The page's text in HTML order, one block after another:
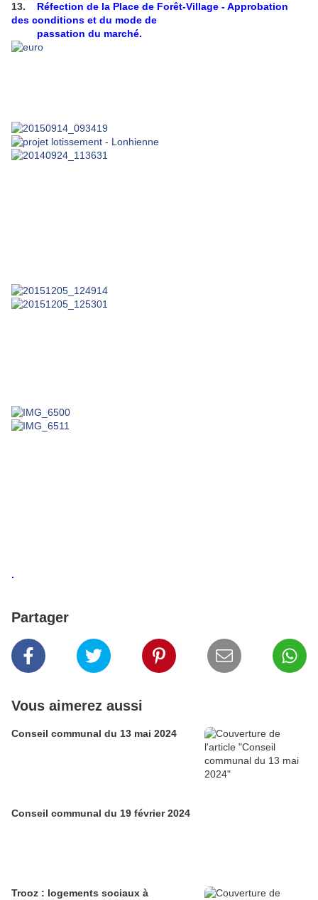
13. Réfection de la Place de Forêt-Village - Approbation
des conditions et du mode de
passation du marché.
.
Partager
Vous aimerez aussi
Conseil communal du 13 mai 2024
Conseil communal du 19 février 2024
Trooz : logements sociaux à